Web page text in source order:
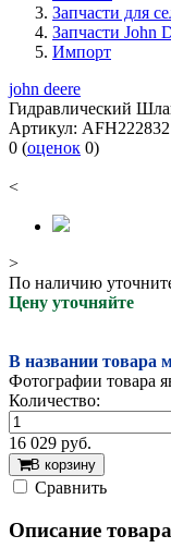
Запчасти для
Запчасти John
Импорт
john deere
Гидравлический
Артикул: AFH222832
0 (оценок 0)
<
>
По наличию
Цену уточняйте
В названии товара
Фотографии товара
Количество:
16 029 руб.
В корзину
Cравнить
Описание товара